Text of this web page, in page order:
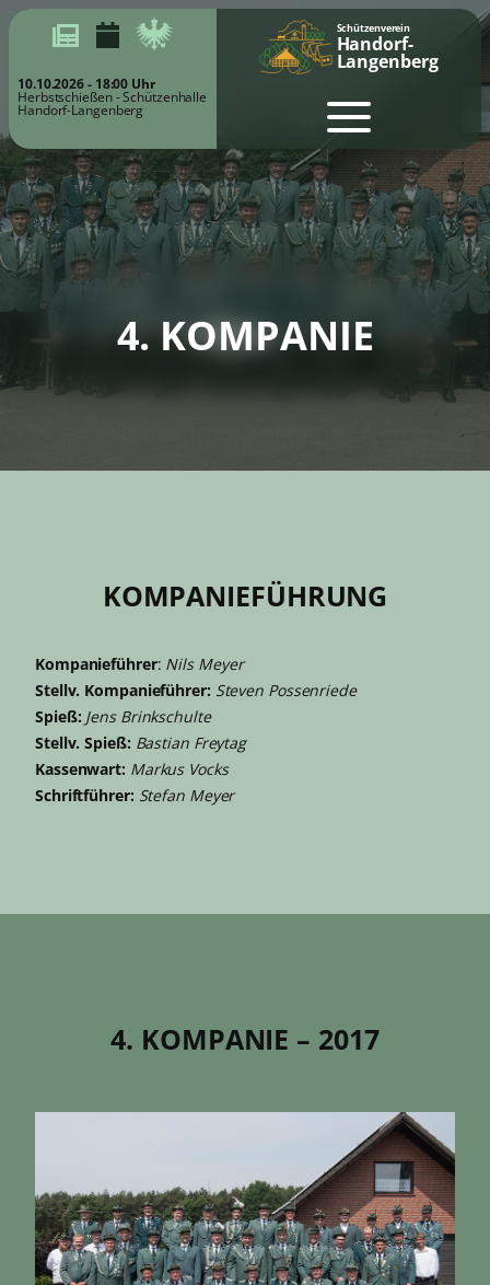
Schützenverein
Handorf-
Langenberg
10.10.2026 - 18:00 Uhr
Herbstschießen - Schützenhalle
Handorf-Langenberg
4. KOMPANIE
KOMPANIEFÜHRUNG
Kompanieführer: Nils Meyer
Stellv. Kompanieführer: Steven Possenriede
Spieß: Jens Brinkschulte
Stellv. Spieß: Bastian Freytag
Kassenwart: Markus Vocks
Schriftführer: Stefan Meyer
4. KOMPANIE – 2017